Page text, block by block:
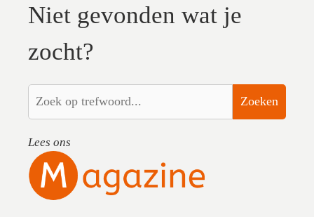
Niet gevonden wat je
zocht?
Zoeken
Lees ons